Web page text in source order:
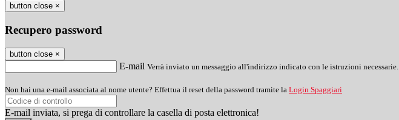
button close ×
Recupero password
button close ×
E-mail Verrà inviato un messaggio all'indirizzo indicato con le istruzioni necessarie.
Non hai una e-mail associata al nome utente? Effettua il reset della password tramite la Login Spaggiari
E-mail inviata, si prega di controllare la casella di posta elettronica!